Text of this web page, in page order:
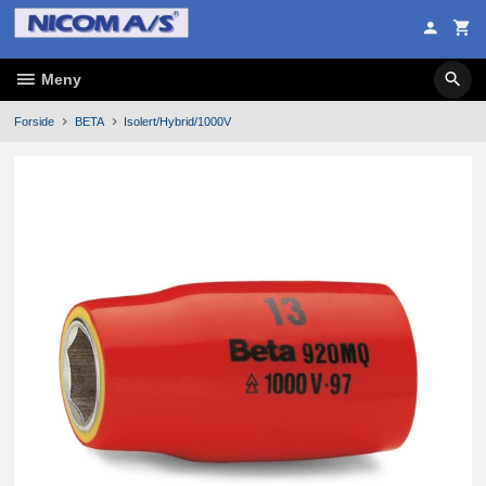
Gå
innholdet
Meny
Forside BETA Isolert/Hybrid/1000V